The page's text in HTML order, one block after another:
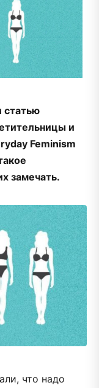
статью
и
Feminism
замечать.
что надо